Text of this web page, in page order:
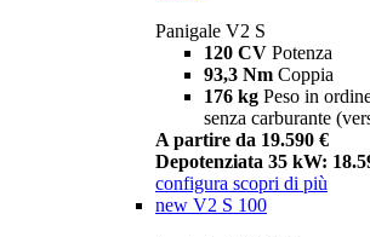
Panigale V2 S
120 CV Potenza
93,3 Nm Coppia
176 kg Peso in
senza carburante
A partire da 19.590 €
Depotenziata 35 kW:
configura scopri di più
new V2 S 100